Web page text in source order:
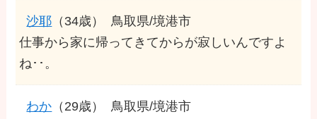
沙耶 （34歳）
鳥取県/境港市
仕事から家に帰ってきてからが寂しいんですよ
ね･･。
わか （29歳）
鳥取県/境港市